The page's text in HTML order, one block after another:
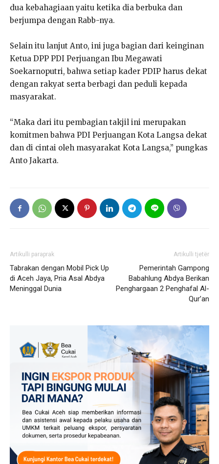
dua kebahagiaan yaitu ketika dia berbuka dan
berjumpa dengan Rabb-nya.
Selain itu lanjut Anto, ini juga bagian dari keinginan
Ketua DPP PDI Perjuangan Ibu Megawati
Soekarnoputri, bahwa setiap kader PDIP harus dekat
dengan rakyat serta berbagi dan peduli kepada
masyarakat.
“Maka dari itu pembagian takjil ini merupakan
komitmen bahwa PDI Perjuangan Kota Langsa dekat
dan di cintai oleh masyarakat Kota Langsa,” pungkas
Anto Jakarta.
Artikulli paraprak
Tabrakan dengan Mobil Pick Up
di Aceh Jaya, Pria Asal Abdya
Meninggal Dunia
Artikulli tjetër
Pemerintah Gampong
Babahlung Abdya Berikan
Penghargaan 2 Penghafal Al-
Qur’an